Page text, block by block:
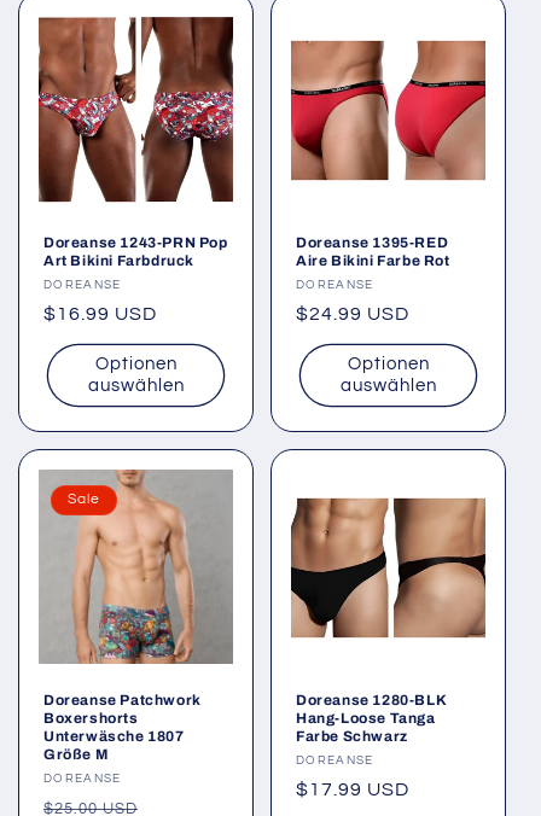
Doreanse 1243-PRN Pop
Art Bikini Farbdruck
Anbieter:
DOREANSE
Normaler
Preis
$16.99 USD
Optionen
auswählen
Doreanse 1395-RED
Aire Bikini Farbe Rot
Anbieter:
DOREANSE
Normaler
Preis
$24.99 USD
Optionen
auswählen
Sale
Doreanse Patchwork
Boxershorts
Unterwäsche 1807
Größe M
Anbieter:
DOREANSE
Normaler
$25.00 USD
Doreanse 1280-BLK
Hang-Loose Tanga
Farbe Schwarz
Anbieter:
DOREANSE
Normaler
$17.99 USD